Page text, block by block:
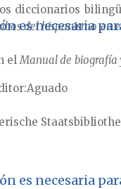
diccionarios
del hispanismo en
elManual de biografía
es necesaria
Aguado
es necesaria